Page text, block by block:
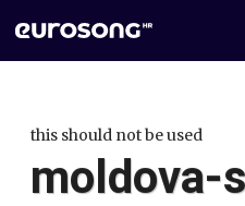
this should not be used
moldova-